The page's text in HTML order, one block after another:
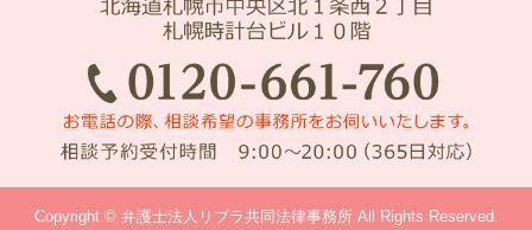
Copyright © 弁護士法人リブラ共同法律事務所 All Rights Reserved.